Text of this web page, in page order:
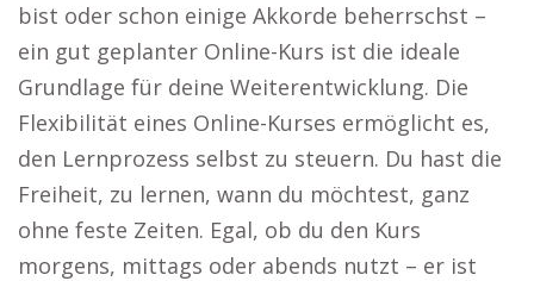
bist oder schon einige Akkorde beherrschst –
ein gut geplanter Online-Kurs ist die ideale
Grundlage für deine Weiterentwicklung. Die
Flexibilität eines Online-Kurses ermöglicht es,
den Lernprozess selbst zu steuern. Du hast die
Freiheit, zu lernen, wann du möchtest, ganz
ohne feste Zeiten. Egal, ob du den Kurs
morgens, mittags oder abends nutzt – er ist